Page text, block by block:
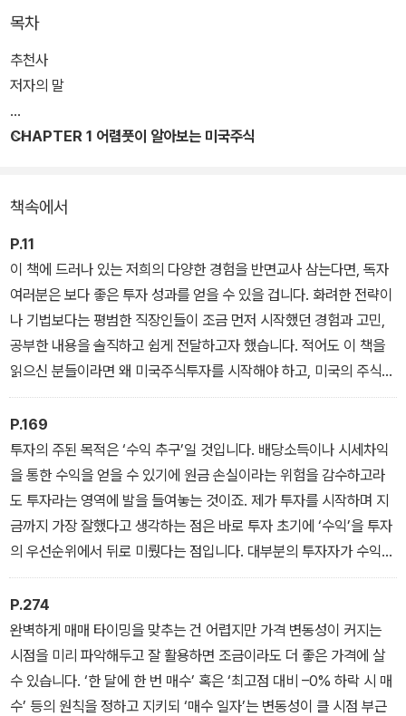
장에 처음 뛰어들며 겪은 시행착오와 경험, 노하우 등의 소중한 정보
를 꼼꼼하게 정리했다. 초보자의 눈높이에 맞춘 친절하고 풍부한 설
명, 다양한 그래픽 자료를 포함하여 누가 보아도 금방 이해할 수 있는
목차
추천사
저자의 말
CHAPTER 1 어렴풋이 알아보는 미국주식
책속에서
P.11
이 책에 드러나 있는 저희의 다양한 경험을 반면교사 삼는다면, 독자
여러분은 보다 좋은 투자 성과를 얻을 수 있을 겁니다. 화려한 전략이
나 기법보다는 평범한 직장인들이 조금 먼저 시작했던 경험과 고민,
공부한 내용을 솔직하고 쉽게 전달하고자 했습니다. 적어도 이 책을
읽으신 분들이라면 왜 미국주식투자를 시작해야 하고, 미국의 주식시
장은 어떻게 구성되어 있는지를 알고, 어떤 식으로 투자의 방향성을
정할지를 알 수 있었으면 합니다. ‘이 책을 읽은 분들이 자신만의 포트
폴리오를 만들 수 있게 하자!’라는 것이 저희의 작은 목표입니다.
P.169
투자의 주된 목적은 ‘수익 추구’일 것입니다. 배당소득이나 시세차익
을 통한 수익을 얻을 수 있기에 원금 손실이라는 위험을 감수하고라
도 투자라는 영역에 발을 들여놓는 것이죠. 제가 투자를 시작하며 지
금까지 가장 잘했다고 생각하는 점은 바로 투자 초기에 ‘수익’을 투자
의 우선순위에서 뒤로 미뤘다는 점입니다. 대부분의 투자자가 수익을
위해 투자하지만 저는 당장의 수익보단 오랜 기간 투자를 할 수 있는
기초를 잘 다져놓는 게 중요하다고 판단했습니다. 이를 위해 ‘잃지 않
으려 노력하기’와 ‘투자의 영역에서 최대한 다양한 경험하기’라는 두
가지 요소를 최우선으로 고려해 투자에 임했습니다.
P.274
완벽하게 매매 타이밍을 맞추는 건 어렵지만 가격 변동성이 커지는
시점을 미리 파악해두고 잘 활용하면 조금이라도 더 좋은 가격에 살
수 있습니다. ‘한 달에 한 번 매수’ 혹은 ‘최고점 대비 –0% 하락 시 매
수’ 등의 원칙을 정하고 지키되 ‘매수 일자’는 변동성이 클 시점 부근